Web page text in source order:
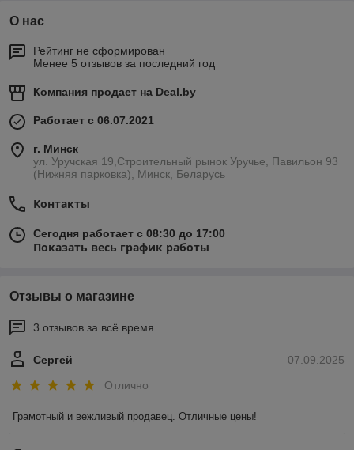
О нас
Рейтинг не сформирован
Менее 5 отзывов за последний год
Компания продает на Deal.by
Работает с 06.07.2021
г. Минск
ул. Уручская 19,Строительный рынок Уручье, Павильон 93
(Нижняя парковка), Минск, Беларусь
Контакты
Сегодня работает с 08:30 до 17:00
Показать весь график работы
Отзывы о магазине
3 отзывов за всё время
07.09.2025
Сергей
Отлично
Грамотный и вежливый продавец. Отличные цены!